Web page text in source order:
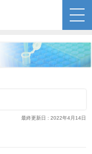
最終更新日 : 2022年4月14日